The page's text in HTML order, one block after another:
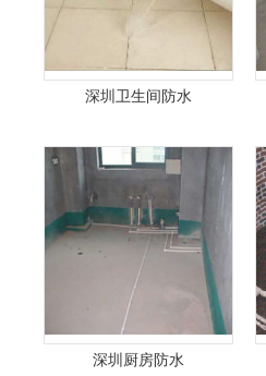
深圳卫生间防水
深圳厨房防水